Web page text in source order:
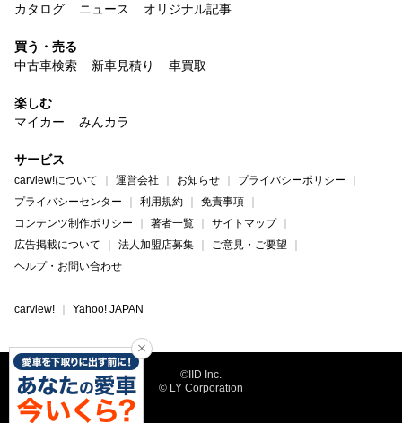
カタログ
ニュース オリジナル記事
買う・売る
中古車検索
新車見積り 車買取
楽しむ
マイカー
みんカラ
サービス
carview!について 運営会社 お知らせ
プライバシーポリシー
プライバシーセンター
利用規約
免責事項
コンテンツ制作ポリシー
著者一覧
サイトマップ
広告掲載について
法人加盟店募集
ご意見・ご要望
ヘルプ・お問い合わせ
carview! Yahoo! JAPAN
©IID Inc.
© LY Corporation